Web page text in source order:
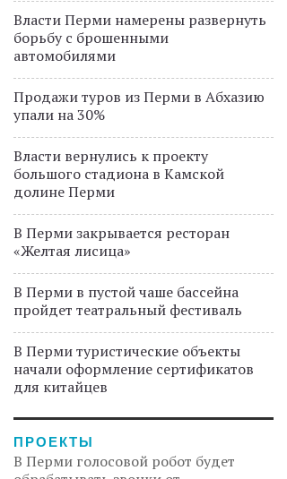
Власти Перми намерены развернуть
борьбу с брошенными
автомобилями
Продажи туров из Перми в Абхазию
упали на 30%
Власти вернулись к проекту
большого стадиона в Камской
долине Перми
В Перми закрывается ресторан
«Желтая лисица»
В Перми в пустой чаше бассейна
пройдет театральный фестиваль
В Перми туристические объекты
начали оформление сертификатов
для китайцев
ПРОЕКТЫ
В Перми голосовой робот будет